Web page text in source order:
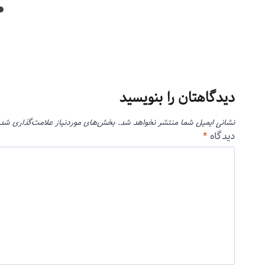
دیدگاهتان را بنویسید
نشانی ایمیل شما منتشر نخواهد شد. بخش‌های موردنیاز علامت‌گذاری
دیدگاه *